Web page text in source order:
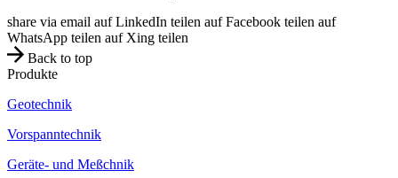
share via email auf LinkedIn teilen auf Facebook teilen auf
WhatsApp teilen auf Xing teilen
Back to top
Produkte
Geotechnik
Vorspanntechnik
Geräte- und Meßchnik